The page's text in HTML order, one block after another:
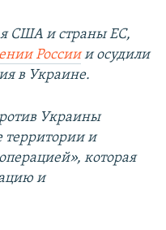
США и страны ЕС,
Россиии осудили
в Украине.
Украины
территории и
которая
и